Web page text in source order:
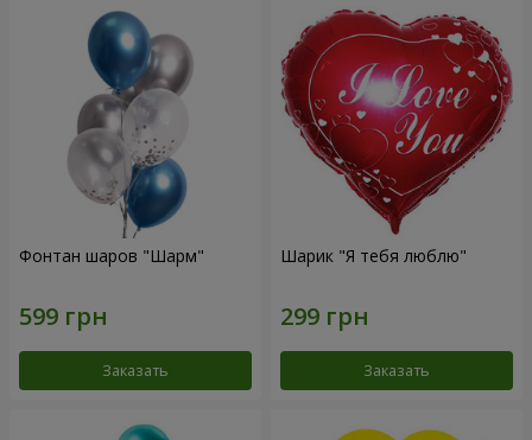
Фонтан шаров "Шарм"
Заказать
Шарик "Я тебя люблю"
Заказать